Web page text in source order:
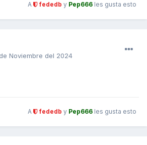
A fededb y Pep666 les gusta esto
Noviembre del 2024
A fededb y Pep666 les gusta esto